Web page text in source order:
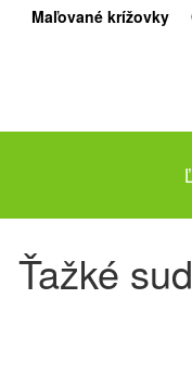
Maľované krížovky
Ťažké